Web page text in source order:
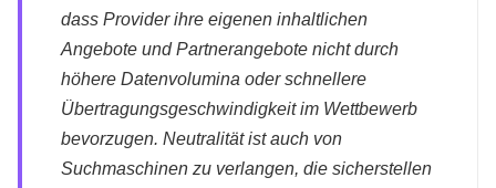
dass Provider ihre eigenen inhaltlichen
Angebote und Partnerangebote nicht durch
höhere Datenvolumina oder schnellere
Übertragungsgeschwindigkeit im Wettbewerb
bevorzugen. Neutralität ist auch von
Suchmaschinen zu verlangen, die sicherstellen